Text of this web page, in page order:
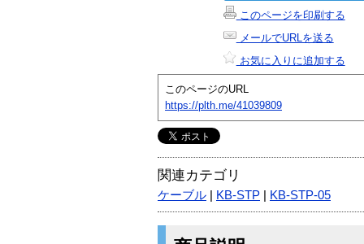
このページを印刷する
メールでURLを送る
お気に入りに追加する
このページのURL
https://plth.me/41039809
関連カテゴリ
ケーブル KB-STP KB-STP-05